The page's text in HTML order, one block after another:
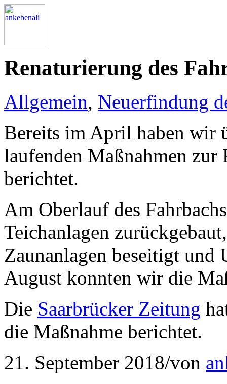
Renaturierung des
Allgemein, Neuerfindung
Bereits im April haben wir
laufenden Maßnahmen zur
berichtet.
Am Oberlauf des
Teichanlagen
Zaunanlagen beseitigt
August konnten wir die
Die Saarbrücker Zeitung
die Maßnahme berichtet.
21. September 2018/von